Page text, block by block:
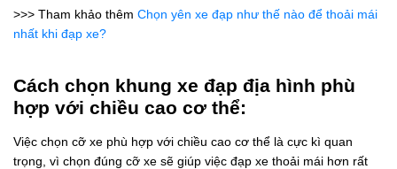
>>> Tham khảo thêm Chọn yên xe đạp như thế nào để thoải mái
nhất khi đạp xe?
Cách chọn khung xe đạp địa hình phù
hợp với chiều cao cơ thể:
Việc chọn cỡ xe phù hợp với chiều cao cơ thể là cực kì quan
trọng, vì chọn đúng cỡ xe sẽ giúp việc đạp xe thoải mái hơn rất